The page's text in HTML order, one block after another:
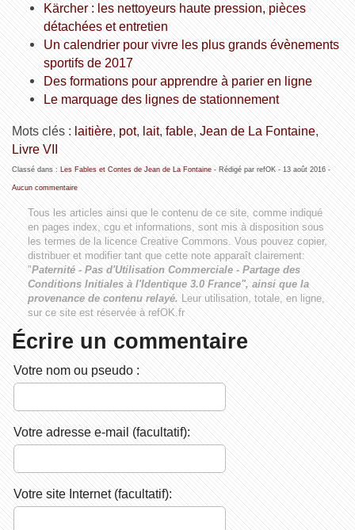
Kärcher : les nettoyeurs haute pression, pièces
détachées et entretien
Un calendrier pour vivre les plus grands évènements
sportifs de 2017
Des formations pour apprendre à parier en ligne
Le marquage des lignes de stationnement
Mots clés : laitière, pot, lait, fable, Jean de La Fontaine,
Livre VII
Classé dans : Les Fables et Contes de Jean de La Fontaine- Rédigé par refOK - 13 août 2016-
Aucun commentaire
Tous les articles ainsi que le contenu de ce site, comme indiqué
en pages index, cgu et informations, sont mis à disposition sous
les termes de la licence Creative Commons. Vous pouvez copier,
distribuer et modifier tant que cette note apparaît clairement:
"Paternité - Pas d'Utilisation Commerciale - Partage des
Conditions Initiales à l'Identique 3.0 France", ainsi que la
provenance de contenu relayé. Leur utilisation, totale, en ligne,
sur ce site est réservée à refOK.fr
Écrire un commentaire
Votre nom ou pseudo :
Votre adresse e-mail (facultatif):
Votre site Internet (facultatif):